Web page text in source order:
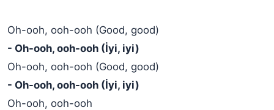
Oh-ooh, ooh-ooh (Good, good)
- Oh-ooh, ooh-ooh (İyi, iyi)
Oh-ooh, ooh-ooh (Good, good)
- Oh-ooh, ooh-ooh (İyi, iyi)
Oh-ooh, ooh-ooh